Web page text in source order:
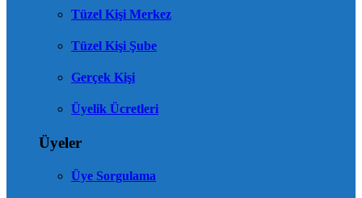
Tüzel Kişi Merkez
Tüzel Kişi Şube
Gerçek Kişi
Üyelik Ücretleri
Üyeler
Üye Sorgulama